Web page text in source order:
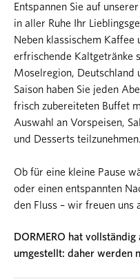
Entspannen Sie auf
in aller Ruhe Ihr
Neben klassischem Kaffee
erfrischende Kaltgetränke
Moselregion,
Saison haben Sie jeden
frisch zubereiteten Buffet
Auswahl an Vorspeisen,
und Desserts teilzunehmen.
Ob für eine kleine Pause
oder einen entspannten
den Fluss – wir freuen uns
DORMERO hat
umgestellt: daher werden